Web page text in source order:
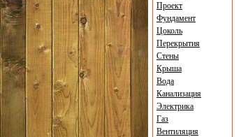
Проект
Фундамент
Цоколь
Перекрытия
Стены
Крыша
Вода
Канализация
Электрика
Газ
Вентиляция